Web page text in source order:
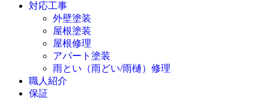
対応工事
外壁塗装
屋根塗装
屋根修理
アパート塗装
雨とい（雨どい/雨樋）修理
職人紹介
保証